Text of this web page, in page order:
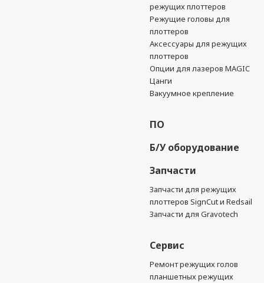
режущих плоттеров
Режущие головы для
плоттеров
Аксессуары для режущих
плоттеров
Опции для лазеров MAGIC
Цанги
Вакуумное крепление
ПО
Б/У оборудование
Запчасти
Запчасти для режущих
плоттеров SignCut и Redsail
Запчасти для Gravotech
Сервис
Ремонт режущих голов
планшетных режущих